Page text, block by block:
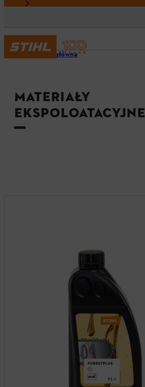
Strona główna
MATERIAŁY
EKSPOLOATACYJNE